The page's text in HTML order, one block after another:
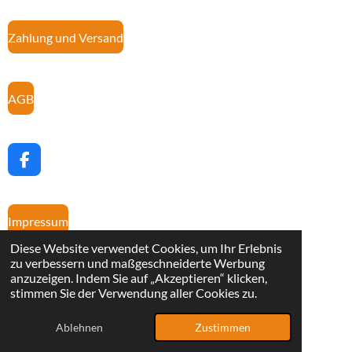
Diese Website verwendet Cookies, um Ihr Erlebnis
zu verbessern und maßgeschneiderte Werbung
anzuzeigen. Indem Sie auf „Akzeptieren“ klicken,
stimmen Sie der Verwendung aller Cookies zu.
Ablehnen Zustimmen
Zahlung und Versand
AGB
F
a
b
o
k
Impressum
Kontakt
© 2025 - 2026 Jando`s Schlemmer Gebäck
Mit Unterstützung vonWebador